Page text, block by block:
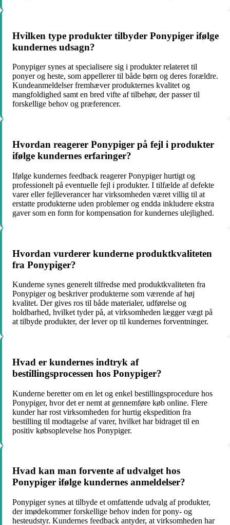
Hvilken type produkter tilbyder Ponypiger ifølge
kundernes udsagn?
Ponypiger synes at specialisere sig i produkter relateret til
ponyer og heste, som appellerer til både børn og deres forældre.
Kundeanmeldelser fremhæver produkternes kvalitet og
mangfoldighed samt en bred vifte af tilbehør, der passer til
forskellige behov og præferencer.
Hvordan reagerer Ponypiger på fejl i produkter
ifølge kundernes erfaringer?
Ifølge kundernes feedback reagerer Ponypiger hurtigt og
professionelt på eventuelle fejl i produkter. I tilfælde af defekte
varer eller fejlleverancer har virksomheden været villig til at
erstatte produkterne uden problemer og endda inkludere ekstra
gaver som en form for kompensation for kundernes ulejlighed.
Hvordan vurderer kunderne produktkvaliteten
fra Ponypiger?
Kunderne synes generelt tilfredse med produktkvaliteten fra
Ponypiger og beskriver produkterne som værende af høj
kvalitet. Der gives ros til både materialer, udførelse og
holdbarhed, hvilket tyder på, at virksomheden lægger vægt på
at tilbyde produkter, der lever op til kundernes forventninger.
Hvad er kundernes indtryk af
bestillingsprocessen hos Ponypiger?
Kunderne beretter om en let og enkel bestillingsprocedure hos
Ponypiger, hvor det er nemt at gennemføre køb online. Flere
kunder har rost virksomheden for hurtig ekspedition fra
bestilling til modtagelse af varer, hvilket har bidraget til en
positiv købsoplevelse hos Ponypiger.
Hvad kan man forvente af udvalget hos
Ponypiger ifølge kundernes anmeldelser?
Ponypiger synes at tilbyde et omfattende udvalg af produkter,
der imødekommer forskellige behov inden for pony- og
hesteudstyr. Kundernes feedback antyder, at virksomheden har